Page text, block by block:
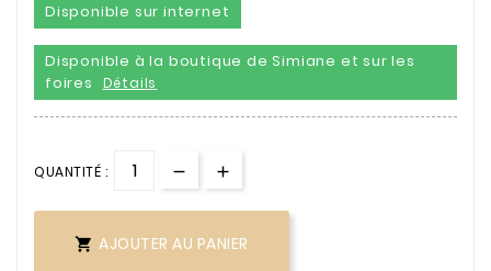
Disponible sur internet
Disponible à la boutique de Simiane et sur les
foires
Détails
QUANTITÉ :
 AJOUTER AU PANIER